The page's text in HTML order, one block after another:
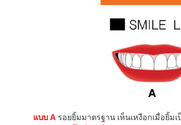
แบบ A รอยยิ้มมาตรฐาน เห็นเหงือกเมื่อยิ้ม